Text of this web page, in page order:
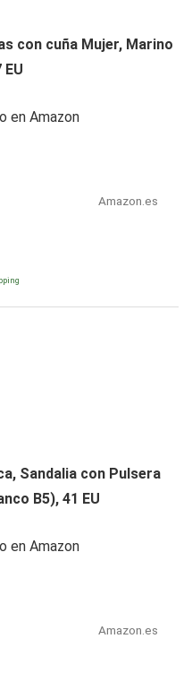
con cuña Mujer, Marino
EU
en Amazon
Amazon.es
Sandalia con Pulsera
B5), 41 EU
en Amazon
Amazon.es